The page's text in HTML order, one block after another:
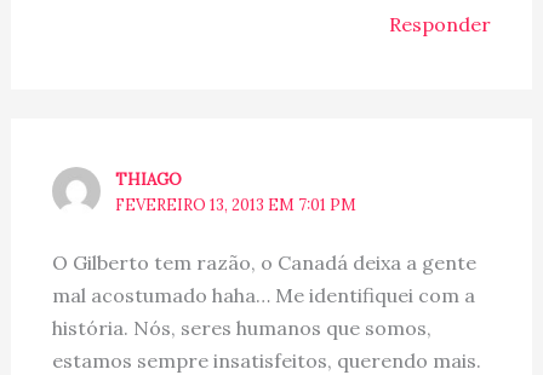
Responder
THIAGO
FEVEREIRO 13, 2013 EM 7:01 PM
O Gilberto tem razão, o Canadá deixa a gente
mal acostumado haha… Me identifiquei com a
história. Nós, seres humanos que somos,
estamos sempre insatisfeitos, querendo mais.